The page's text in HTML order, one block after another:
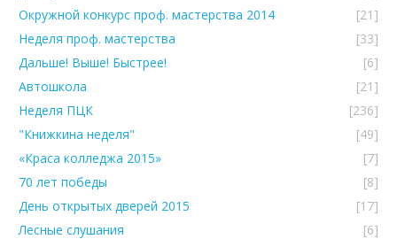
Окружной конкурс проф. мастерства 2014
[21]
Неделя проф. мастерства
[33]
Дальше! Выше! Быстрее!
[6]
Автошкола
[21]
Неделя ПЦК
[236]
"Книжкина неделя"
[49]
«Краса колледжа 2015»
[7]
70 лет победы
[8]
День открытых дверей 2015
[17]
Лесные слушания
[6]